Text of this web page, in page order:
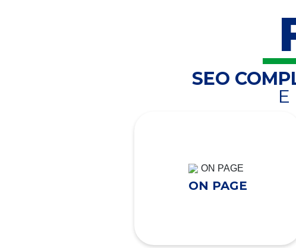
SEO
E
ON PAGE